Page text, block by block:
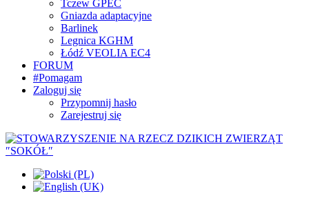
Tczew GPEC
Gniazda adaptacyjne
Barlinek
Legnica KGHM
Łódź VEOLIA EC4
FORUM
#Pomagam
Zaloguj się
Przypomnij hasło
Zarejestruj się